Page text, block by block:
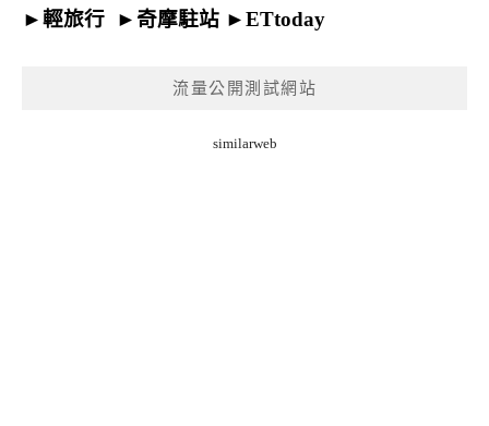
►輕旅行 ► 奇摩駐站 ►ETtoday
流量公開測試網站
similarweb